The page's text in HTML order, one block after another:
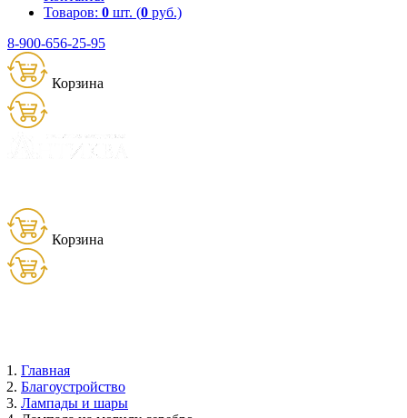
Товаров: 0 шт. (0 руб.)
8-900-656-25-95
Корзина
Корзина
Главная
Благоустройство
Лампады и шары